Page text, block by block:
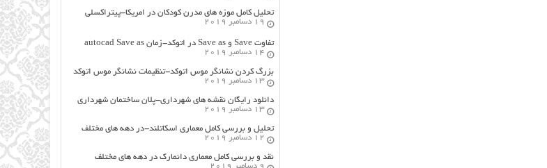
تحلیل کامل موزه های مدرن کودکان در امریکا-پیتراکسلی
19 دسامبر 2019
تفاوت Save و Save as در اتوکد-زمان autocad Save as
14 دسامبر 2019
بزرگ کردن نشانگر موس اتوکد-تنظیمات نشانگر موس اتوکد
13 دسامبر 2019
دانلود رایگان نقشه های شهرداری-پلان ساختمان شهرداری
13 دسامبر 2019
تحلیل و بررسی کامل معماری اسکاتلند-در دهه های مختلف
12 دسامبر 2019
نقد و بررسی کامل معماری دانمارک در دهه های مختلف